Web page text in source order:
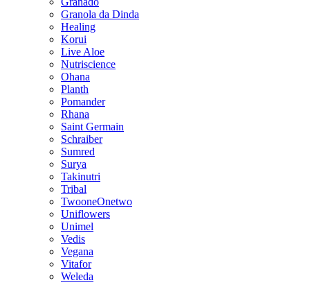
Granola da Dinda
Healing
Korui
Live Aloe
Nutriscience
Ohana
Planth
Pomander
Rhana
Saint Germain
Schraiber
Sumred
Surya
Takinutri
Tribal
TwooneOnetwo
Uniflowers
Unimel
Vedis
Vegana
Vitafor
Weleda